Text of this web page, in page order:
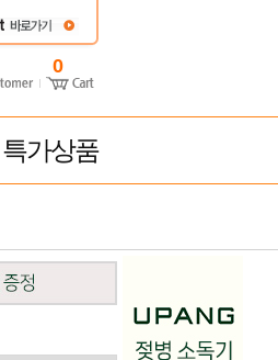
0
특가상품